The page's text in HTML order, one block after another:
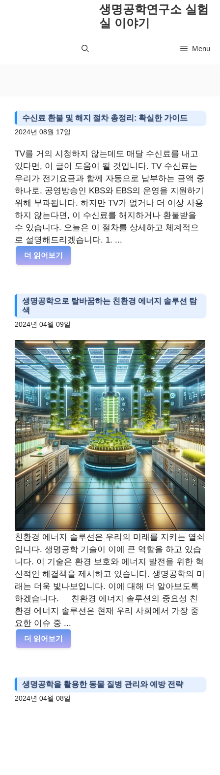
생명공학연구소 실험
실 이야기
Menu
수신료 환불 및 해지 절차 총정리: 확실한 가이드
2024년 08월 17일
TV를 거의 시청하지 않는데도 매달 수신료를 내고
있다면, 이 글이 도움이 될 것입니다. TV 수신료는
우리가 전기요금과 함께 자동으로 납부하는 금액 중
하나로, 공영방송인 KBS와 EBS의 운영을 지원하기
위해 부과됩니다. 하지만 TV가 없거나 더 이상 사용
하지 않는다면, 이 수신료를 해지하거나 환불받을
수 있습니다. 오늘은 이 절차를 상세하고 체계적으
로 설명해드리겠습니다. 1. ...
더 읽어보기
생명공학으로 탈바꿈하는 친환경 에너지 솔루션 탐
색
2024년 04월 09일
친환경 에너지 솔루션은 우리의 미래를 지키는 열쇠
입니다. 생명공학 기술이 이에 큰 역할을 하고 있습
니다. 이 기술은 환경 보호와 에너지 발전을 위한 혁
신적인 해결책을 제시하고 있습니다. 생명공학의 미
래는 더욱 빛나보입니다. 이에 대해 더 알아보도록
하겠습니다. 친환경 에너지 솔루션의 중요성 친
환경 에너지 솔루션은 현재 우리 사회에서 가장 중
요한 이슈 중 ...
더 읽어보기
생명공학을 활용한 동물 질병 관리와 예방 전략
2024년 04월 08일